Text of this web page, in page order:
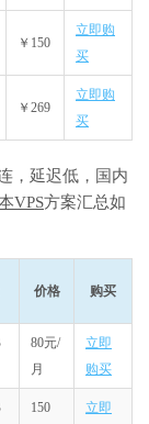
￥150
立即购
买
￥269
立即购
买
，延迟低，国内
VPS方案汇总如
价格 购买
80元/
月
立即
购买
150
立即